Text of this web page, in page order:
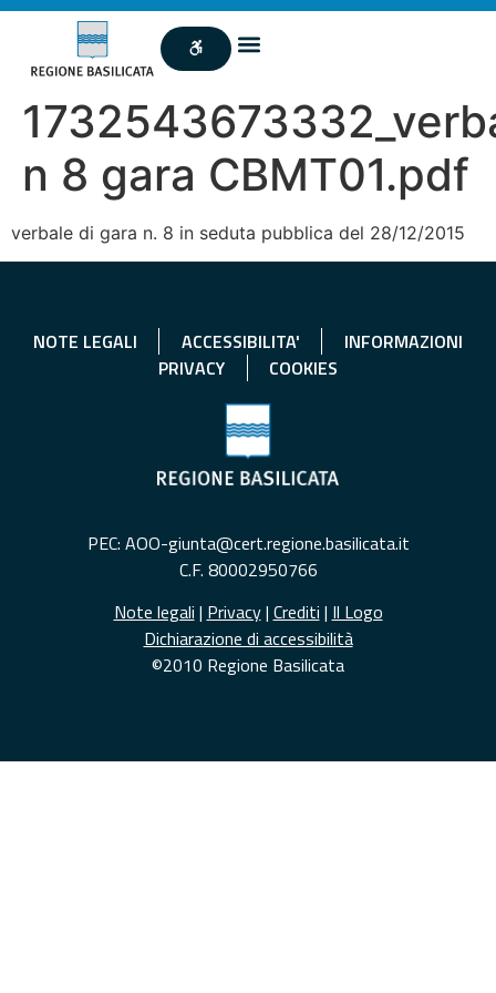
n 8 gara CBMT01.pdf
verbale di gara n. 8 in seduta pubblica del 28/12/2015
NOTE LEGALI ACCESSIBILITA'
INFORMAZIONI
PRIVACY
COOKIES
PEC: AOO-giunta@cert.regione.basilicata.it
C.F. 80002950766
Note legali | Privacy| Crediti | Il Logo
Dichiarazione di accessibilità
©2010 Regione Basilicata